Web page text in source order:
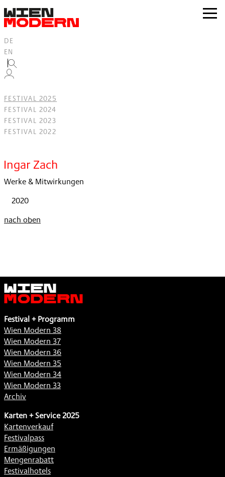
springen
zur
DE
EN
FESTIVAL 2025
FESTIVAL 2024
FESTIVAL 2023
FESTIVAL 2022
Ingar Zach
Werke & Mitwirkungen
2020
nach oben
Wien
Modern
Festival + Programm
Wien Modern 38
Wien Modern 37
Wien Modern 36
Wien Modern 35
Wien Modern 34
Wien Modern 33
Archiv
Karten + Service 2025
Kartenverkauf
Festivalpass
Ermäßigungen
Mengenrabatt
Festivalhotels